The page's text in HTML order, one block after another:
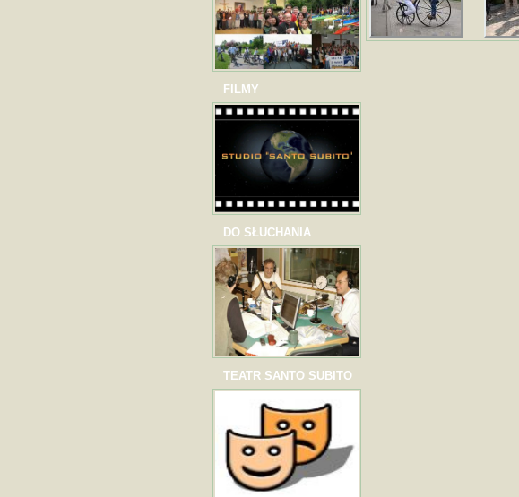
FILMY
DO SŁUCHANIA
TEATR SANTO SUBITO